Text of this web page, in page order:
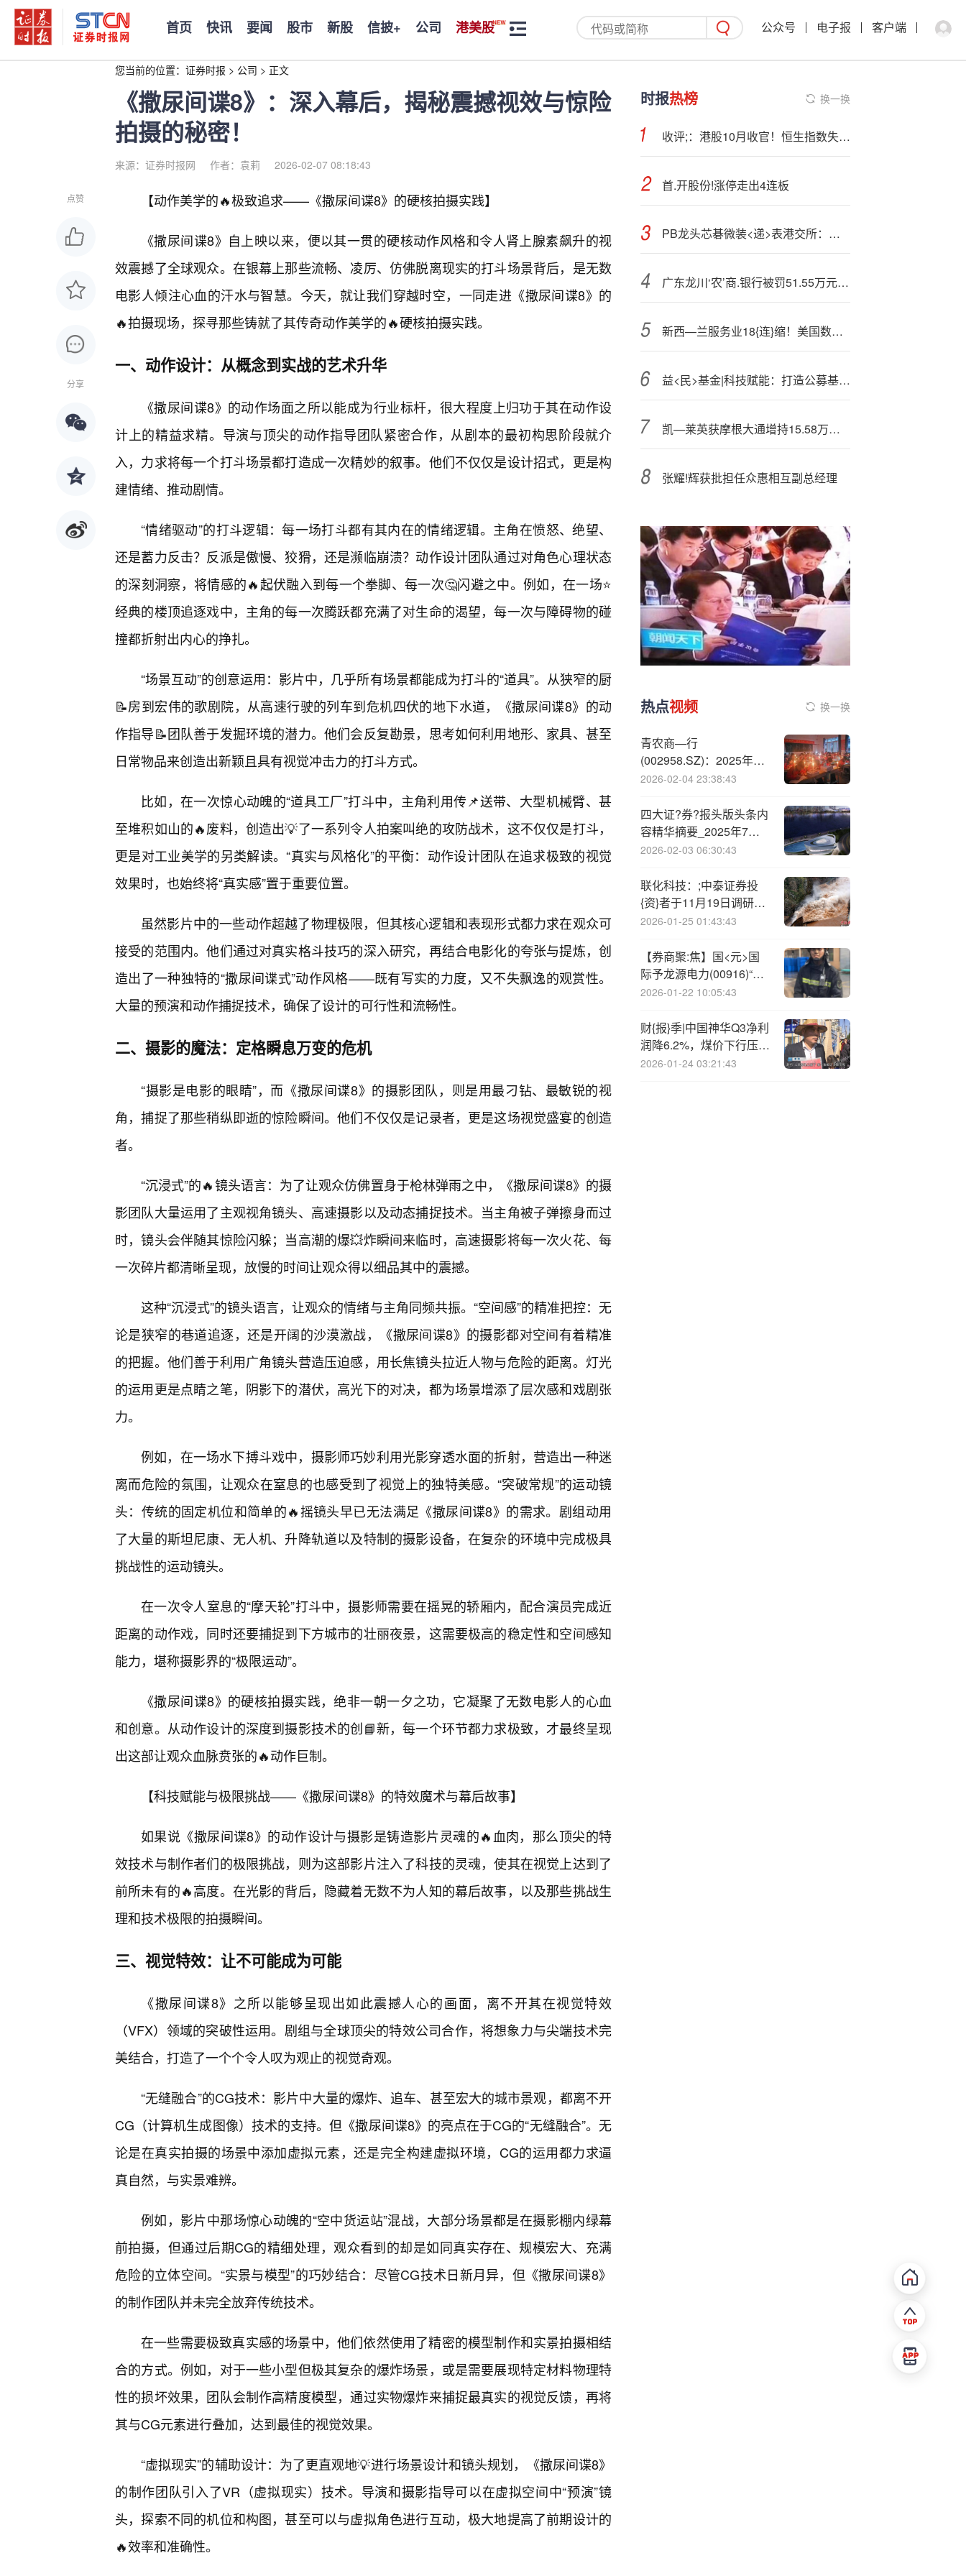
首页 快讯 要闻 股市 新股 信披+ 公司 港美股 公众号 电子报 客户端
您当前的位置： 证券时报 > 公司 > 正文
《撒尿间谍8》：深入幕后，揭秘震撼视效与惊险
拍摄的秘密！
来源：证券时报网 作者：袁莉 2026-02-07 08:18:43
点赞
分享
【动作美学的🔥极致追求——《撒尿间谍8》的硬核拍摄实践】
《撒尿间谍8》自上映以来，便以其一贯的硬核动作风格和令人肾上腺素飙升的视
效震撼了全球观众。在银幕上那些流畅、凌厉、仿佛脱离现实的打斗场景背后，是无数
电影人倾注心血的汗水与智慧。今天，就让我们穿越时空，一同走进《撒尿间谍8》的
🔥拍摄现场，探寻那些铸就了其传奇动作美学的🔥硬核拍摄实践。
一、动作设计：从概念到实战的艺术升华
《撒尿间谍8》的动作场面之所以能成为行业标杆，很大程度上归功于其在动作设
计上的精益求精。导演与顶尖的动作指导团队紧密合作，从剧本的最初构思阶段就介
入，力求将每一个打斗场景都打造成一次精妙的叙事。他们不仅仅是设计招式，更是构
建情绪、推动剧情。
“情绪驱动”的打斗逻辑：每一场打斗都有其内在的情绪逻辑。主角在愤怒、绝望、
还是蓄力反击？反派是傲慢、狡猾，还是濒临崩溃？动作设计团队通过对角色心理状态
的深刻洞察，将情感的🔥起伏融入到每一个拳脚、每一次🤔闪避之中。例如，在一场⭐
经典的楼顶追逐戏中，主角的每一次腾跃都充满了对生命的渴望，每一次与障碍物的碰
撞都折射出内心的挣扎。
“场景互动”的创意运用：影片中，几乎所有场景都能成为打斗的“道具”。从狭窄的厨
📝房到宏伟的歌剧院，从高速行驶的列车到危机四伏的地下水道，《撒尿间谍8》的动
作指导📝团队善于发掘环境的潜力。他们会反复勘景，思考如何利用地形、家具、甚至
日常物品来创造出新颖且具有视觉冲击力的打斗方式。
比如，在一次惊心动魄的“道具工厂”打斗中，主角利用传📌送带、大型机械臂、甚
至堆积如山的🔥废料，创造出💡了一系列令人拍案叫绝的攻防战术，这不仅仅是打斗，
更是对工业美学的另类解读。“真实与风格化”的平衡：动作设计团队在追求极致的视觉
效果时，也始终将“真实感”置于重要位置。
虽然影片中的一些动作超越了物理极限，但其核心逻辑和表现形式都力求在观众可
接受的范围内。他们通过对真实格斗技巧的深入研究，再结合电影化的夸张与提炼，创
造出了一种独特的“撒尿间谍式”动作风格——既有写实的力度，又不失飘逸的观赏性。
大量的预演和动作捕捉技术，确保了设计的可行性和流畅性。
二、摄影的魔法：定格瞬息万变的危机
“摄影是电影的眼睛”，而《撒尿间谍8》的摄影团队，则是用最刁钻、最敏锐的视
角，捕捉了那些稍纵即逝的惊险瞬间。他们不仅仅是记录者，更是这场视觉盛宴的创造
者。
“沉浸式”的🔥镜头语言：为了让观众仿佛置身于枪林弹雨之中，《撒尿间谍8》的摄
影团队大量运用了主观视角镜头、高速摄影以及动态捕捉技术。当主角被子弹擦身而过
时，镜头会伴随其惊险闪躲；当高潮的爆💥炸瞬间来临时，高速摄影将每一次火花、每
一次碎片都清晰呈现，放慢的时间让观众得以细品其中的震撼。
这种“沉浸式”的镜头语言，让观众的情绪与主角同频共振。“空间感”的精准把控：无
论是狭窄的巷道追逐，还是开阔的沙漠激战，《撒尿间谍8》的摄影都对空间有着精准
的把握。他们善于利用广角镜头营造压迫感，用长焦镜头拉近人物与危险的距离。灯光
的运用更是点睛之笔，阴影下的潜伏，高光下的对决，都为场景增添了层次感和戏剧张
力。
例如，在一场水下搏斗戏中，摄影师巧妙利用光影穿透水面的折射，营造出一种迷
离而危险的氛围，让观众在窒息的也感受到了视觉上的独特美感。“突破常规”的运动镜
头：传统的固定机位和简单的🔥摇镜头早已无法满足《撒尿间谍8》的需求。剧组动用
了大量的斯坦尼康、无人机、升降轨道以及特制的摄影设备，在复杂的环境中完成极具
挑战性的运动镜头。
在一次令人窒息的“摩天轮”打斗中，摄影师需要在摇晃的轿厢内，配合演员完成近
距离的动作戏，同时还要捕捉到下方城市的壮丽夜景，这需要极高的稳定性和空间感知
能力，堪称摄影界的“极限运动”。
《撒尿间谍8》的硬核拍摄实践，绝非一朝一夕之功，它凝聚了无数电影人的心血
和创意。从动作设计的深度到摄影技术的创📘新，每一个环节都力求极致，才最终呈现
出这部让观众血脉贲张的🔥动作巨制。
【科技赋能与极限挑战——《撒尿间谍8》的特效魔术与幕后故事】
如果说《撒尿间谍8》的动作设计与摄影是铸造影片灵魂的🔥血肉，那么顶尖的特
效技术与制作者们的极限挑战，则为这部影片注入了科技的灵魂，使其在视觉上达到了
前所未有的🔥高度。在光影的背后，隐藏着无数不为人知的幕后故事，以及那些挑战生
理和技术极限的拍摄瞬间。
三、视觉特效：让不可能成为可能
《撒尿间谍8》之所以能够呈现出如此震撼人心的画面，离不开其在视觉特效
（VFX）领域的突破性运用。剧组与全球顶尖的特效公司合作，将想象力与尖端技术完
美结合，打造了一个个令人叹为观止的视觉奇观。
“无缝融合”的CG技术：影片中大量的爆炸、追车、甚至宏大的城市景观，都离不开
CG（计算机生成图像）技术的支持。但《撒尿间谍8》的亮点在于CG的“无缝融合”。无
论是在真实拍摄的场景中添加虚拟元素，还是完全构建虚拟环境，CG的运用都力求逼
真自然，与实景难辨。
例如，影片中那场惊心动魄的“空中货运站”混战，大部分场景都是在摄影棚内绿幕
前拍摄，但通过后期CG的精细处理，观众看到的却是如同真实存在、规模宏大、充满
危险的立体空间。“实景与模型”的巧妙结合：尽管CG技术日新月异，但《撒尿间谍8》
的制作团队并未完全放弃传统技术。
在一些需要极致真实感的场景中，他们依然使用了精密的模型制作和实景拍摄相结
合的方式。例如，对于一些小型但极其复杂的爆炸场景，或是需要展现特定材料物理特
性的损坏效果，团队会制作高精度模型，通过实物爆炸来捕捉最真实的视觉反馈，再将
其与CG元素进行叠加，达到最佳的视觉效果。
“虚拟现实”的辅助设计：为了更直观地💡进行场景设计和镜头规划，《撒尿间谍8》
的制作团队引入了VR（虚拟现实）技术。导演和摄影指导可以在虚拟空间中“预演”镜
头，探索不同的机位和构图，甚至可以与虚拟角色进行互动，极大地提高了前期设计的
🔥效率和准确性。
时报热榜 换一换
收评;：港股10月收官！恒生指数失守26000点，恒生科技指数本月跌超8%
首.开股份!涨停走出4连板
PB龙头芯碁微装<递>表港交所：去年“增收不增利”，直接材料成本占营业成本之比超90%
广东龙川‘农’商.银行被罚51.55万元：违反货币金银业务管理规定等
新西—兰服务业18{连}缩！美国数据炸裂，美联储决议前夕纽币NZDUSD多头闻风而动
益<民>基金|科技赋能：打造公募基金高质量发展新引擎
凯—莱英获摩根大通增持15.58万股 每股作价约82.76港元
张耀!辉获批担任众惠相互副总经理
热点视频 换一换
青农商—行
(002958.SZ)：2025年三
季报净利润为33.18亿
3.57%
2026-02-04 23:38:43
四大证?券?报头版头条内
容精华摘要_2025年7月4
日_财经新闻
2026-02-03 06:30:43
联化科技：;中泰证券投
{资}者于11月19日调研我
司
2026-01-25 01:43:43
【券商聚:焦】国<元>国
际予龙源电力(00916)“买
入”评级 指增值税退税政
影响
2026-01-22 10:05:43
财{报}季|中国神华Q3净利
润降6.2%，煤价下行压力
加大下的成绩单怎么看？
2026-01-24 03:21:43